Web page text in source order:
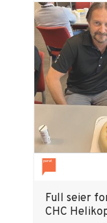
Full seier
CHC